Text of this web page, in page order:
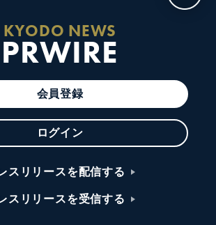
KYODO NEWS
PRWIRE
会員登録
ログイン
スリリースを配信する
スリリースを受信する